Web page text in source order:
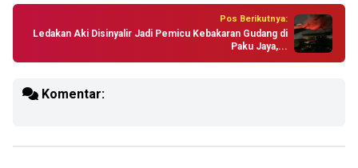
Pos Berikutnya:
Ledakan Aki Disinyalir Jadi Pemicu Kebakaran Gudang di
Paku Jaya,...
Komentar: